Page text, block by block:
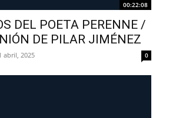
00:22:08
DEL POETA PERENNE /
DE PILAR JIMÉNEZ
abril, 2025 0